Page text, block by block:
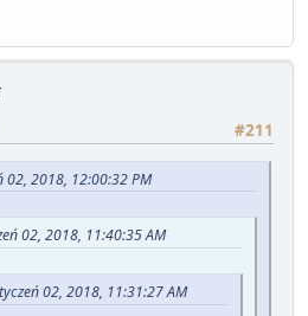
#211
02, 2018, 12:00:32 PM
02, 2018, 11:40:35 AM
02, 2018, 11:31:27 AM